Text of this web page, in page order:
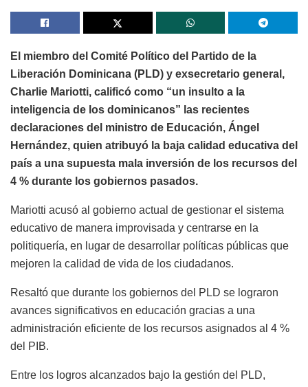
El miembro del Comité Político del Partido de la
Liberación Dominicana (PLD) y exsecretario general,
Charlie Mariotti, calificó como “un insulto a la
inteligencia de los dominicanos” las recientes
declaraciones del ministro de Educación, Ángel
Hernández, quien atribuyó la baja calidad educativa del
país a una supuesta mala inversión de los recursos del
4 % durante los gobiernos pasados.
Mariotti acusó al gobierno actual de gestionar el sistema
educativo de manera improvisada y centrarse en la
politiquería, en lugar de desarrollar políticas públicas que
mejoren la calidad de vida de los ciudadanos.
Resaltó que durante los gobiernos del PLD se lograron
avances significativos en educación gracias a una
administración eficiente de los recursos asignados al 4 %
del PIB.
Entre los logros alcanzados bajo la gestión del PLD,